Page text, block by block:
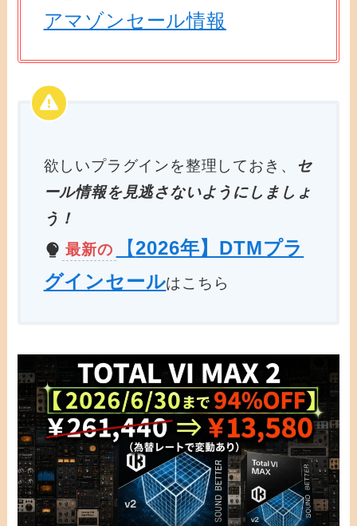
アマゾンセール情報
欲しいプラグインを整理しておき、
セ
ール情報を見逃さないようにしましょ
う！
最新の
【2026年】DTMプラ
グインセールはこちら